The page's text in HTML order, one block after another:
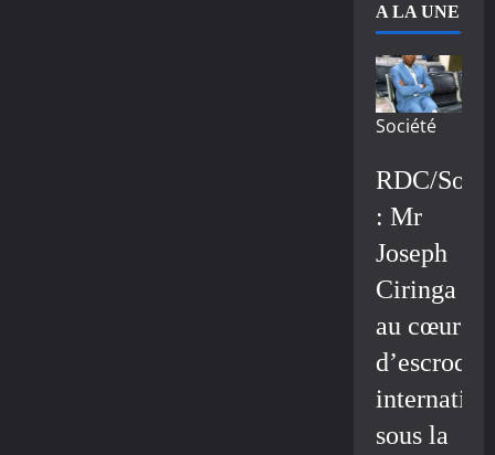
A LA UNE
Société
RDC/
: Mr
Joseph
Ciringa
au cœur
sous la